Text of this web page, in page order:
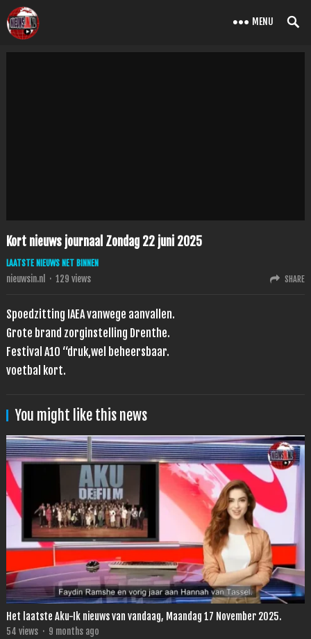
MENU
Kort nieuws journaal Zondag 22 juni 2025
LAATSTE NIEUWS NET BINNEN
nieuwsin.nl · 129 views SHARE
Spoedzitting IAEA vanwege aanvallen.
Grote brand zorginstelling Drenthe.
Festival A10 “druk,wel beheersbaar.
voetbal kort.
You might like this news
Het laatste Aku-Ik nieuws van vandaag, Maandag 17 November 2025.
54 views · 9 months ago